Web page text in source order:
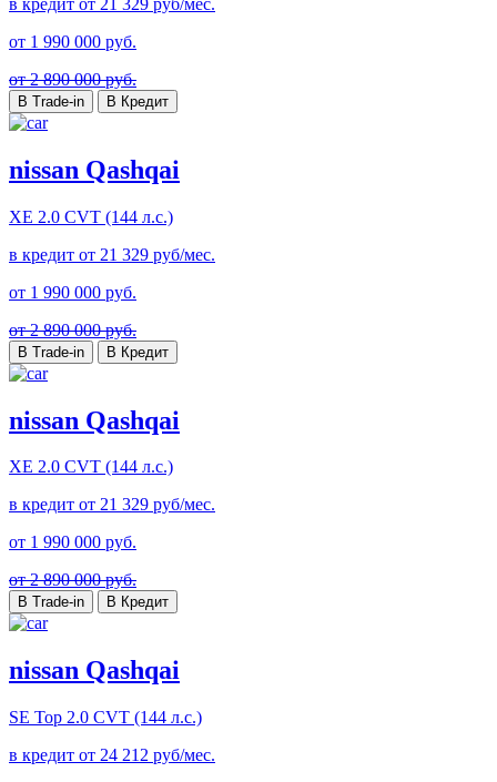
от 1 990 000 руб.
от 2 890 000 руб.
В Trade-in В Кредит
nissan Qashqai
XE 2.0 CVT (144 л.с.)
в кредит от 21 329 руб/мес.
от 1 990 000 руб.
от 2 890 000 руб.
В Trade-in В Кредит
nissan Qashqai
XE 2.0 CVT (144 л.с.)
в кредит от 21 329 руб/мес.
от 1 990 000 руб.
от 2 890 000 руб.
В Trade-in В Кредит
nissan Qashqai
SE Top 2.0 CVT (144 л.с.)
в кредит от 24 212 руб/мес.